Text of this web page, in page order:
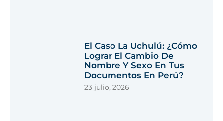
El Caso La Uchulú: ¿Cómo
Lograr El Cambio De
Nombre Y Sexo En Tus
Documentos En Perú?
23 julio, 2026